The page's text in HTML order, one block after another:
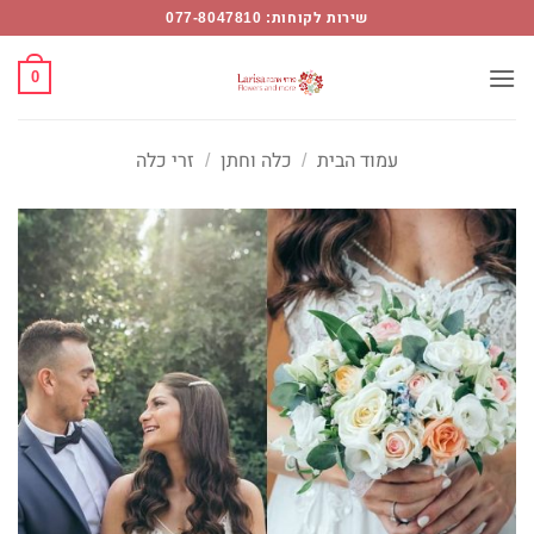
content
שירות לקוחות: 077-8047810
0
עמוד הבית / כלה וחתן / זרי כלה